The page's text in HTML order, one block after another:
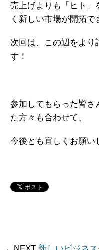
売上げよりも「ヒト」
く新しい市場が開拓で
次回は、この辺をより
す！
参加してもらった皆さ
た方々も合わせて、
今後とも宜しくお願い